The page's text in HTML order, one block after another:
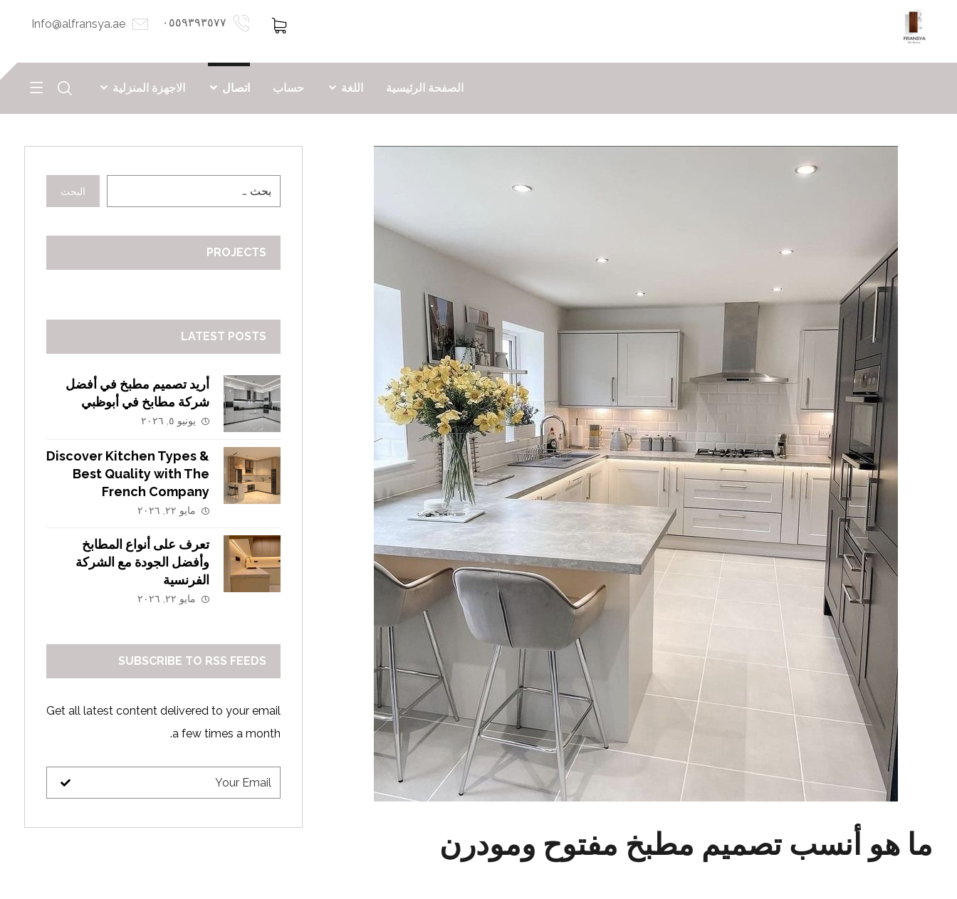
Info@alfransya.ae ٠٥٥٩٣٩٣٥٧٧
الصفحة الرئيسية اللغة حساب اتصال الاجهزة المنزلية
ما هو أنسب تصميم مطبخ مفتوح ومودرن
البحث
PROJECTS
LATEST POSTS
أريد تصميم مطبخ في أفضل
شركة مطابخ في أبوظبي
يونيو ٥, ٢٠٢٦
Discover Kitchen Types &
Best Quality with The
French Company
مايو ٢٢, ٢٠٢٦
تعرف على أنواع المطابخ
وأفضل الجودة مع الشركة
الفرنسية
مايو ٢٢, ٢٠٢٦
SUBSCRIBE TO RSS FEEDS
Get all latest content delivered to your email
a few times a month.